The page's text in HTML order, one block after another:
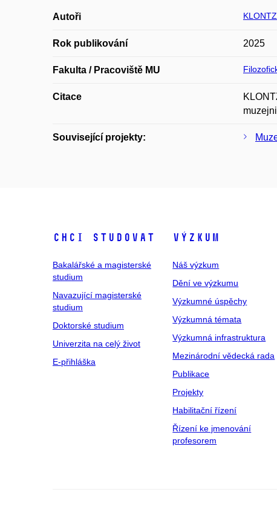
Autoři
Rok publikování 2025
Fakulta / Pracoviště MU
Citace
Související projekty:
Chci studovat
Bakalářské a magisterské
studium
Navazující magisterské
studium
Doktorské studium
Univerzita na celý život
E-přihláška
Výzkum
Náš výzkum
Dění ve výzkumu
Výzkumné úspěchy
Výzkumná témata
Výzkumná infrastruktura
Mezinárodní vědecká rada
Publikace
Projekty
Habilitační řízení
Řízení ke jmenování
profesorem